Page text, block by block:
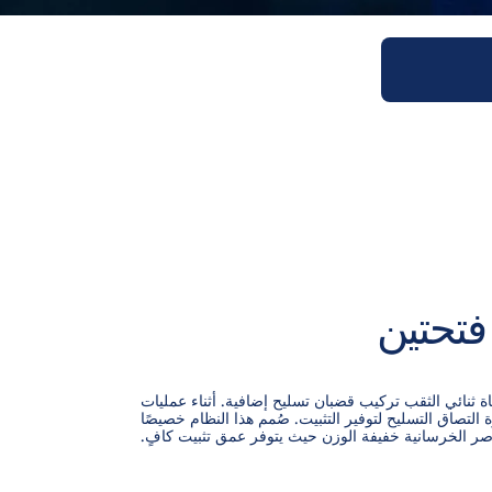
ثنائي الثقب تركيب قضبان تسليح إضافية. أثناء عمليات
التصاق التسليح لتوفير التثبيت. صُمم هذا النظام خصيصًا
الخرسانية خفيفة الوزن حيث يتوفر عمق تثبيت كافٍ.